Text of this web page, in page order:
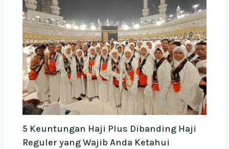
5 Keuntungan Haji Plus Dibanding Haji
Reguler yang Wajib Anda Ketahui